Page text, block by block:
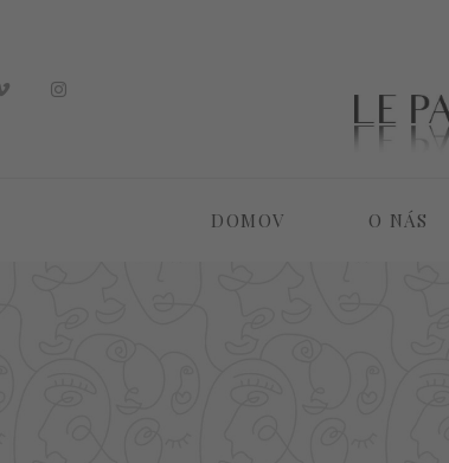
DOMOV O NÁS